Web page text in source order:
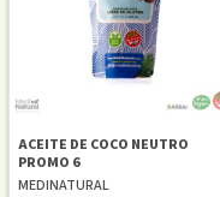
ACEITE DE COCO NEUTRO
PROMO 6
MEDINATURAL